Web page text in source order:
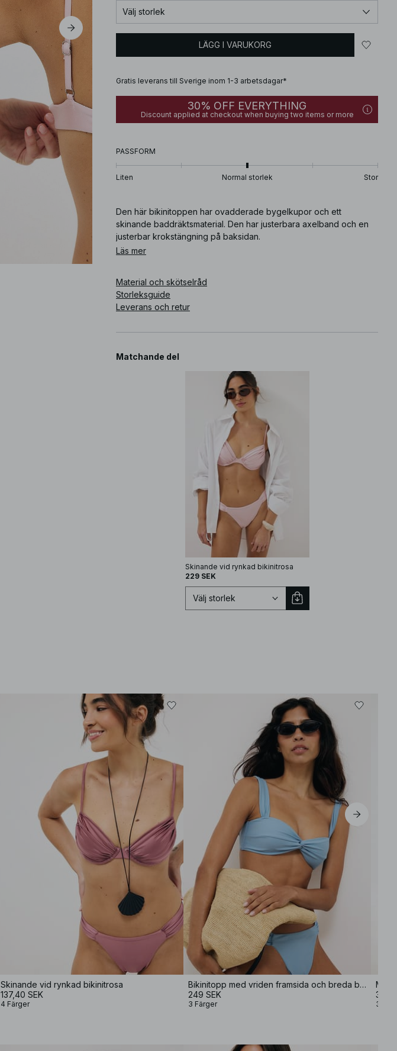
Välj storlek
LÄGG I VARUKORG
Gratis leverans till Sverige inom 1-3 arbetsdagar*
30% OFF EVERYTHING
Discount applied at checkout when buying two items or more
PASSFORM
Liten Normal storlek Stor
Den här bikinitoppen har ovadderade bygelkupor och ett
skinande baddräktsmaterial. Den har justerbara axelband och en
justerbar krokstängning på baksidan.
Läs mer
Material och skötselråd
Storleksguide
Leverans och retur
Matchande del
Skinande vid rynkad bikinitrosa
229 SEK
Välj storlek
Skinande vid rynkad bikinitrosa
137,40 SEK
4 Färger
Bikinitopp med vriden framsida och breda band
249 SEK
3 Färger
399
3